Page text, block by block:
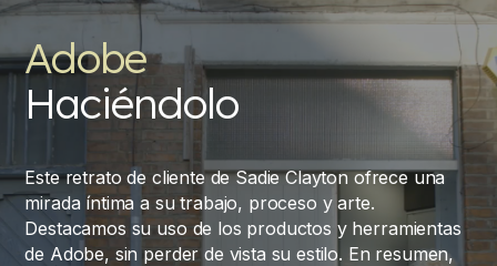
Adobe
Haciéndolo
Este retrato de cliente de Sadie Clayton ofrece una
mirada íntima a su trabajo, proceso y arte.
Destacamos su uso de los productos y herramientas
de Adobe, sin perder de vista su estilo. En resumen,